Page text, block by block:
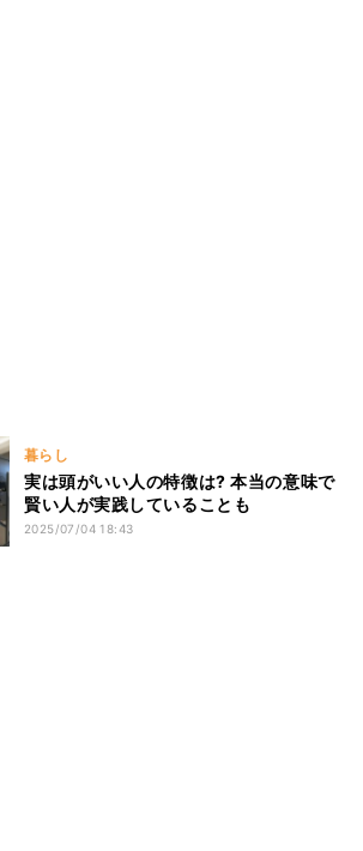
暮らし
実は頭がいい人の特徴は? 本当の意味で
賢い人が実践していることも
2025/07/04 18:43